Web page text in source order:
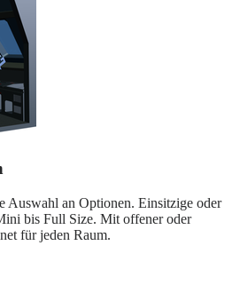
Auswahl an Optionen. Einsitzige oder
bis Full Size. Mit offener oder
für jeden Raum.